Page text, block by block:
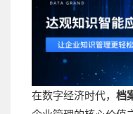
在数字经济时代， 档